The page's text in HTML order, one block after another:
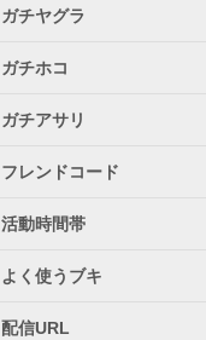
ガチヤグラ
ガチホコ
ガチアサリ
フレンドコード
活動時間帯
よく使うブキ
配信URL